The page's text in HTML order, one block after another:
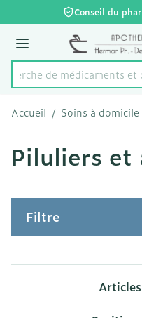
Aller au contenu
1 de 1
Conseil du
Menu
Rechercher
Recherche de
Accueil / Soins à
Piluliers et
Filtre
Articles